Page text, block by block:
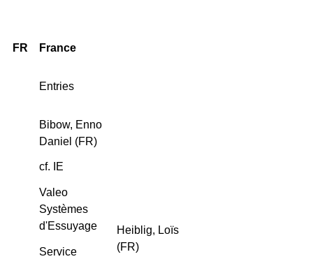
FR France
Entries
Bibow, Enno
Daniel (FR)
cf. IE
Valeo
Systèmes
d'Essuyage
Service
Heiblig, Loïs
(FR)